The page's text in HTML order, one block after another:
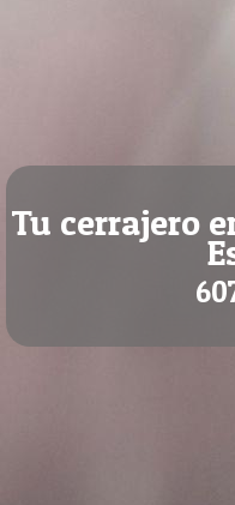
Tu cerrajero